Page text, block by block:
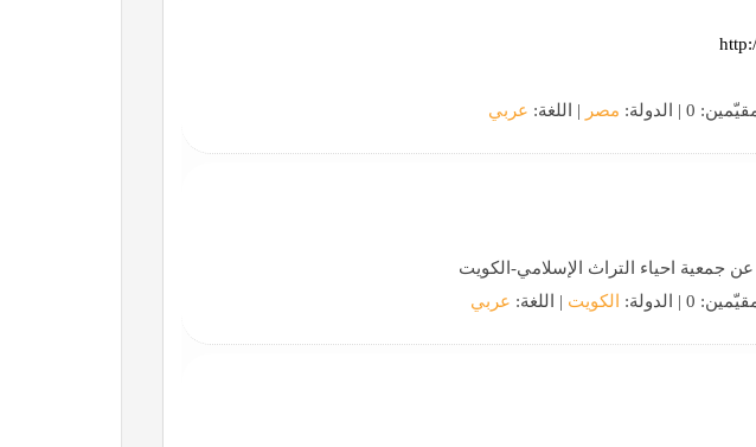
مصر | اللغة: عربي
جمعية احياء التراث الإسلامي-الكويت
الكويت | اللغة: عربي